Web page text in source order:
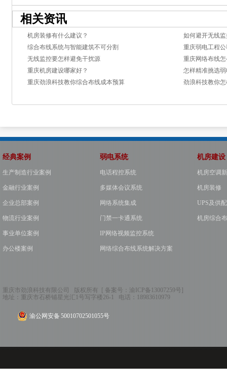
相关资讯
机房装修有什么建议？
如何避开无线
综合布线系统与智能建筑不可分割
重庆弱电工程
无线监控要怎样避免干扰源
重庆网络布线
重庆机房建设哪家好？
怎样精准挑选
重庆劲浪科技教你综合布线成本预算
劲浪科技教你
经典案例
生产制造行业案例
金融行业案例
企业总部案例
物流行业案例
事业单位案例
办公楼案例
弱电系统
电话程控系统
多媒体会议系统
网络系统集成
门禁一卡通系统
IP网络视频监控系统
网络综合布线系统解决方案
机房建设
机房空调
机房装修
UPS及供
机房综合
重庆市劲浪科技有限公司 版权所有 [ 备案号： 渝ICP备13007259号]
地址： 重庆市石桥铺星光汇1号写字楼26-1 电话： 18983610979
渝公网安备 50010702501055号